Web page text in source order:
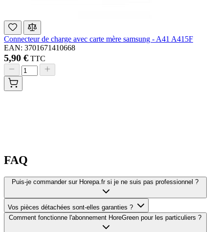
Connecteur de charge avec carte mère samsung - A41 A415F
EAN: 3701671410668
5,90 € TTC
FAQ
Puis-je commander sur Horepa.fr si je ne suis pas professionnel ?
Vos pièces détachées sont-elles garanties ?
Comment fonctionne l'abonnement HoreGreen pour les particuliers ?